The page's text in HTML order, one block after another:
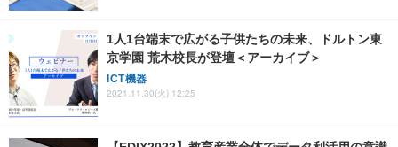
1人1台端末で広がる子供たちの未来、ドルトン東
京学園 荒木校長が登壇＜アーカイブ＞
ICT機器
2021.11.30(火) 12:25